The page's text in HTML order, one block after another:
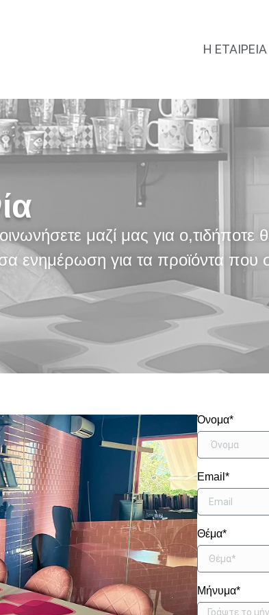
Η ΕΤΑΙΡΕΙΑ
μαζί μας για ο,τιδήποτε
ενημέρωση για τα προϊόντα που
Όνομα*
Email*
Θέμα*
Μήνυμα*